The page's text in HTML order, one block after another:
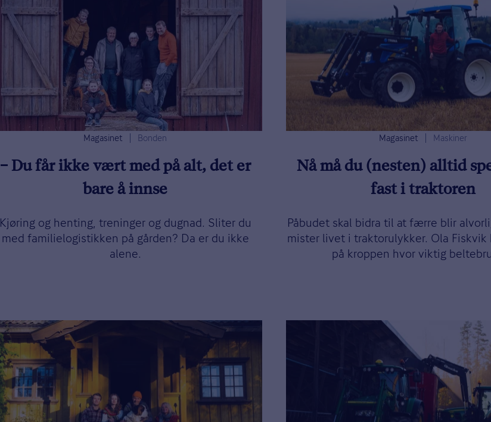
Magasinet Bonden
– Du får ikke vært med på alt, det er
bare å innse
Kjøring og henting, treninger og dugnad. Sliter du
med familielogistikken på gården? Da er du ikke
alene.
Magasinet Maskiner
Nå må du (nesten) alltid
fast i traktoren
Påbudet skal bidra til at færre blir
mister livet i traktorulykker. Ola Fiskvik
på kroppen hvor viktig